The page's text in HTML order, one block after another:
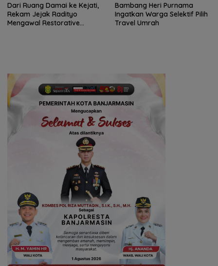
Dari Ruang Damai ke Kejati,
Rekam Jejak Radityo
Mengawal Restorative
Bambang Heri Purnama
Ingatkan Warga Selektif Pilih
Travel Umrah